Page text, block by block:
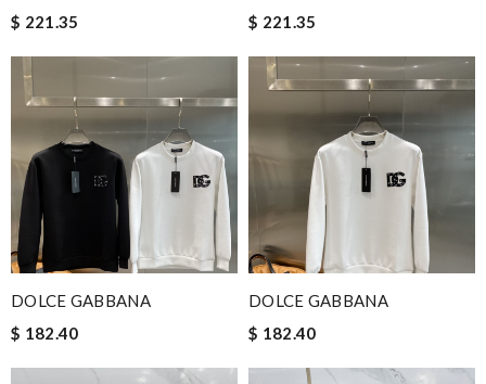
$ 221.35
$ 221.35
DOLCE GABBANA
$ 182.40
DOLCE GABBANA
$ 182.40